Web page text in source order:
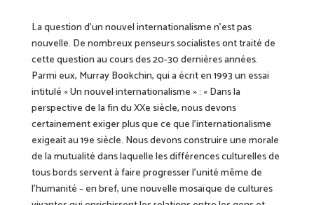
La question d’un nouvel internationalisme n’est pas
nouvelle. De nombreux penseurs socialistes ont traité de
cette question au cours des 20-30 dernières années.
Parmi eux, Murray Bookchin, qui a écrit en 1993 un essai
intitulé « Un nouvel internationalisme » : « Dans la
perspective de la fin du XXe siècle, nous devons
certainement exiger plus que ce que l’internationalisme
exigeait au 19e siècle. Nous devons construire une morale
de la mutualité dans laquelle les différences culturelles de
tous bords servent à faire progresser l’unité même de
l’humanité – en bref, une nouvelle mosaïque de cultures